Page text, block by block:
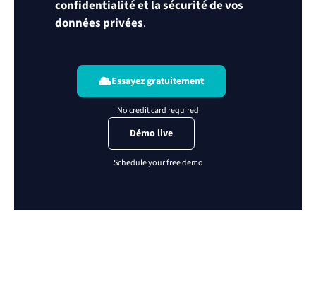
confidentialité et la sécurité de vos
données privées.
Essayez gratuitement
Démo live